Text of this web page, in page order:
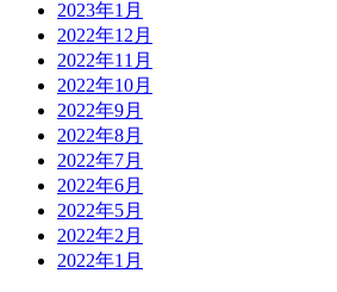
2023年1月
2022年12月
2022年11月
2022年10月
2022年9月
2022年8月
2022年7月
2022年6月
2022年5月
2022年2月
2022年1月